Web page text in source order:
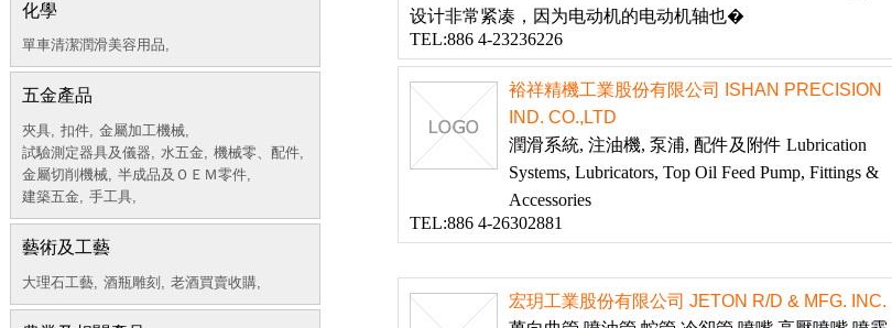
化學
單車清潔潤滑美容用品,
五金產品
夾具, 扣件, 金屬加工機械,
試驗測定器具及儀器, 水五金, 機械零、配件,
金屬切削機械, 半成品及ＯＥＭ零件,
建築五金, 手工具,
藝術及工藝
大理石工藝, 酒瓶雕刻, 老酒買賣收購,
设计非常紧凑，因为电动机的电动机轴也�
TEL:886 4-23236226
裕祥精機工業股份有限公司 ISHAN PRECISION
IND. CO.,LTD
潤滑系統, 注油機, 泵浦, 配件及附件 Lubrication
Systems, Lubricators, Top Oil Feed Pump, Fittings &
Accessories
TEL:886 4-26302881
宏玥工業股份有限公司 JETON R/D & MFG. INC.